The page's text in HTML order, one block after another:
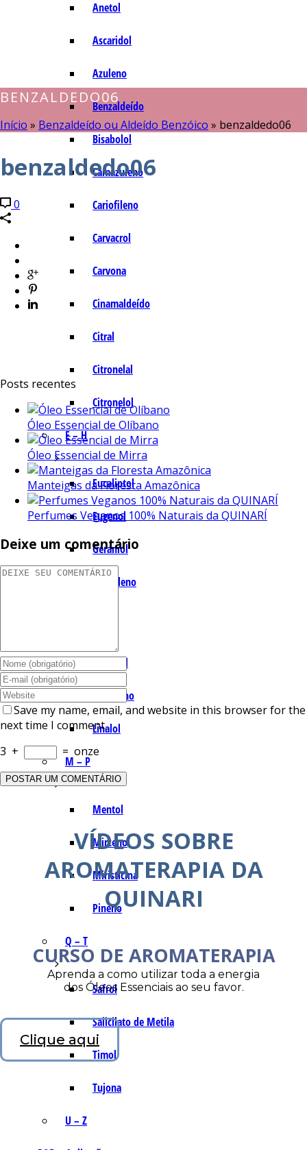
Anetol
Ascaridol
Azuleno
Benzaldeído
Bisabolol
Camazuleno
Cariofileno
Carvacrol
Carvona
Cinamaldeído
Citral
Citronelal
Citronelol
E – H
Eucaliptol
Eugenol
Geraniol
Humuleno
Lemonal
Limoneno
Linalol
M – P
Mentol
Mirceno
Miristicina
Pineno
Q – T
Safrol
Salicilato de Metila
Timol
Tujona
U – Z
BENZALDEDO06
Início » Benzaldeído ou Aldeído Benzóico » benzaldedo06
benzaldedo06
0
Posts recentes
Óleo Essencial de Olíbano
Óleo Essencial de Mirra
Manteigas da Floresta Amazônica
Perfumes Veganos 100% Naturais da QUINARÍ
Deixe um comentário
Save my name, email, and website in this browser for the
next time I comment.
3 + = onze
VÍDEOS SOBRE
AROMATERAPIA DA
QUINARI
CURSO DE AROMATERAPIA
Aprenda a como utilizar toda a energia
dos Óleos Essenciais ao seu favor.
Clique aqui